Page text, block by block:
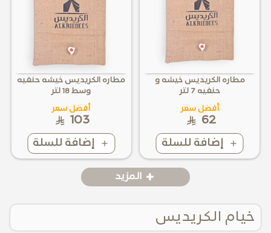
إضافة للسلة
مطاره الكريديس خيشه و
حنفيه 7 لتر
أفضل سعر
62
إضافة للسلة
مطاره الكريديس خيشه حنفيه
وسط 18 لتر
أفضل سعر
103
المزيد
خيام الكريديس